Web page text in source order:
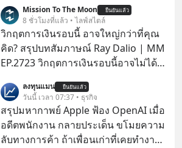
ล้นตลาด #เศรษฐกิจไทย #EICAround
#SCBThailand สามารถดูคลิปที่
youtube ประกอบได้ที่ link :
https://youtube.com/shorts/-
Mission To The Moon ยืนยันแล้ว
8 ชั่วโมงที่แล้ว • ไลฟ์สไตล์
วิกฤตการเงินรอบนี้ อาจใหญ่กว่าที่คุณ
คิด? สรุปบทสัมภาษณ์ Ray Dalio | MM
EP.2723 วิกฤตการเงินรอบนี้อาจไม่ได้
Dalio ชายผู้เคยทำนายวิกฤตเศรษฐกิจ
มาแล้วหลายต่อหลายครั้ง ออกมาส่ง
สัญญาณเตือนระเบิดเวลาลูกใหม่ที่
กำลังก่อตัวขึ้น จาก "ระเบิดหนี้สิน
ลงทุนแมน ยืนยันแล้ว
วันนี้ เวลา 07:37 • ธุรกิจ
สรุปมหากาพย์ Apple ฟ้อง OpenAI เมื่อ
อดีตพนักงาน กลายประเด็น ขโมยความ
ลับทางการค้า ถ้าเพื่อนเก่าที่เคยทำงาน